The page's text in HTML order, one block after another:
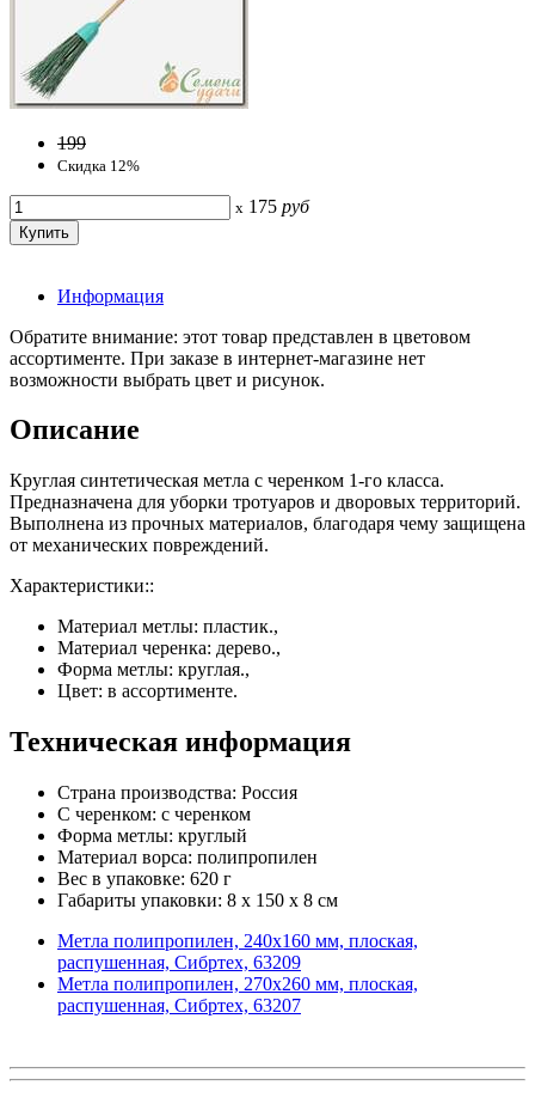
199
Скидка 12%
x 175 руб
Информация
Обратите внимание: этот товар представлен в цветовом
ассортименте. При заказе в интернет-магазине нет
возможности выбрать цвет и рисунок.
Описание
Круглая синтетическая метла с черенком 1-го класса.
Предназначена для уборки тротуаров и дворовых территорий.
Выполнена из прочных материалов, благодаря чему защищена
от механических повреждений.
Характеристики::
Материал метлы: пластик.,
Материал черенка: дерево.,
Форма метлы: круглая.,
Цвет: в ассортименте.
Техническая информация
Страна производства: Россия
С черенком: с черенком
Форма метлы: круглый
Материал ворса: полипропилен
Вес в упаковке: 620 г
Габариты упаковки: 8 x 150 x 8 см
Метла полипропилен, 240х160 мм, плоская,
распушенная, Сибртех, 63209
Метла полипропилен, 270х260 мм, плоская,
распушенная, Сибртех, 63207